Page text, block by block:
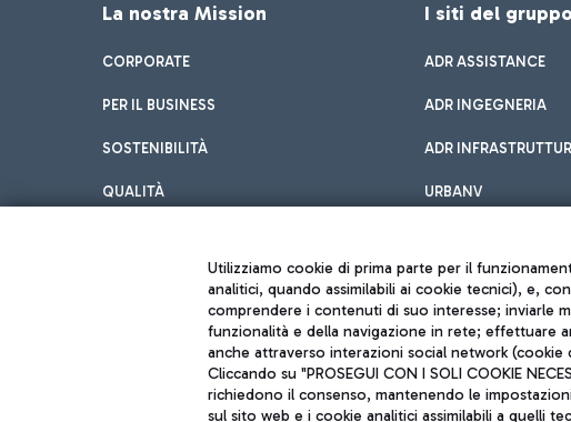
La nostra Mission
CORPORATE
PER IL BUSINESS
SOSTENIBILITÀ
QUALITÀ
I siti del gruppo
ADR ASSISTANCE
ADR INGEGNERIA
ADR
URBANV
Utilizziamo cookie di prima parte per il
analitici, quando assimilabili ai cookie tecnici), e,
comprendere i contenuti di suo interesse; inviarle
funzionalità e della navigazione in rete; effettuare
anche attraverso interazioni social network (cookie
Cliccando su "PROSEGUI CON I SOLI COOKIE
richiedono il consenso, mantenendo le
sul sito web e i cookie analitici assimilabili a quelli